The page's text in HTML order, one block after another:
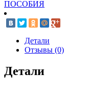
ПОСОБИЯ
Детали
Отзывы (0)
Детали